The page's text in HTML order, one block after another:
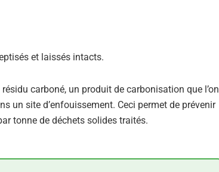
et laissés intacts.
carboné, un produit de carbonisation que l’on
un site d’enfouissement. Ceci permet de prévenir
tonne de déchets solides traités.